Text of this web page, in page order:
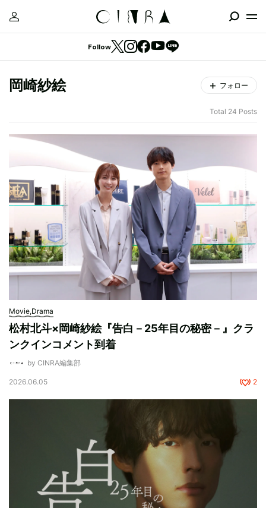
Follow
岡崎紗絵 フォロー
Total 24 Posts
Movie,Drama
松村北斗×岡崎紗絵『告白－25年目の秘密－』クラ
ンクインコメント到着
by CINRA編集部
2026.06.05 2